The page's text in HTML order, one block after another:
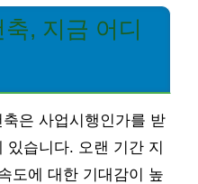
, 지금 어디
은 사업시행인가를 받
있습니다. 오랜 기간 지
도에 대한 기대감이 높